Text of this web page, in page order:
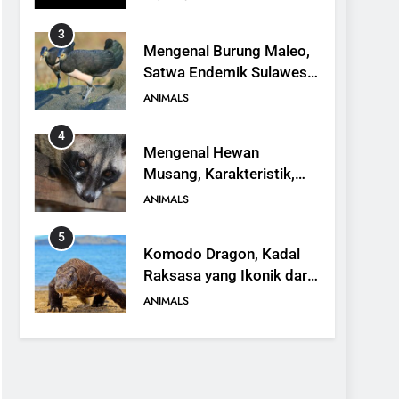
4
Mengenal Hewan
Musang, Karakteristik,
Jenis, dan Peran dalam
ANIMALS
5
Komodo Dragon, Kadal
Raksasa yang Ikonik dari
Indonesia
ANIMALS
6
Kanguru Pohon Mantel
Emas, Penemuan Baru di
Dunia Satwa
ANIMALS
7